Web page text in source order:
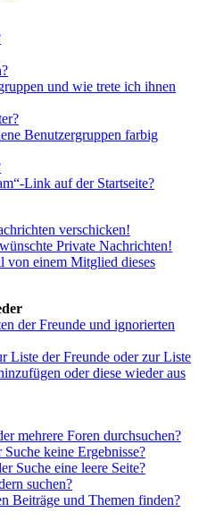
und wie trete ich ihnen
Benutzergruppen farbig
Link auf der Startseite?
verschicken!
Private Nachrichten!
von einem Mitglied dieses
der Freunde und ignorierten
Liste der Freunde oder zur Liste
oder diese wieder aus
mehrere Foren durchsuchen?
keine Ergebnisse?
Suche eine leere Seite?
suchen?
Beiträge und Themen finden?